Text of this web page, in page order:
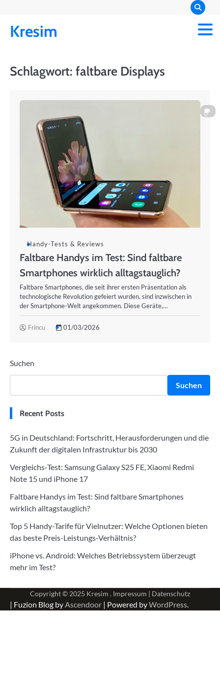
content
Kresim
Schlagwort: faltbare Displays
0
Handy-Tests & Reviews
Faltbare Handys im Test: Sind faltbare
Smartphones wirklich alltagstauglich?
Faltbare Smartphones, die seit ihrer ersten Präsentation als
technologische Revolution gefeiert wurden, sind inzwischen in
der Smartphone-Welt angekommen. Diese Geräte,…
Frincu 01/03/2026
Suchen
Suchen
Recent Posts
5G in Deutschland: Fortschritt, Herausforderungen und die
Zukunft der digitalen Infrastruktur bis 2030
Vergleichs-Test: Samsung Galaxy S25 FE, Xiaomi Redmi
Note 15 und iPhone 17
Faltbare Handys im Test: Sind faltbare Smartphones
wirklich alltagstauglich?
Top 5 Handy-Tarife für Vielnutzer: Welche Optionen bieten
das beste Preis-Leistungs-Verhältnis?
iPhone vs. Android: Welches Betriebssystem überzeugt
mehr im Test?
Copyright © 2025 Kresim . Impressum | Datenschutz
| Fuzion Blog byAscendoor | Powered byWordPress.